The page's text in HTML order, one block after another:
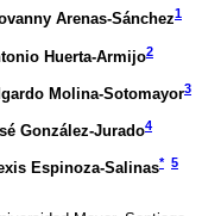
Arenas-Sánchez1
Huerta-Armijo2
Molina-Sotomayor3
González-Jurado4
Espinoza-Salinas* 5